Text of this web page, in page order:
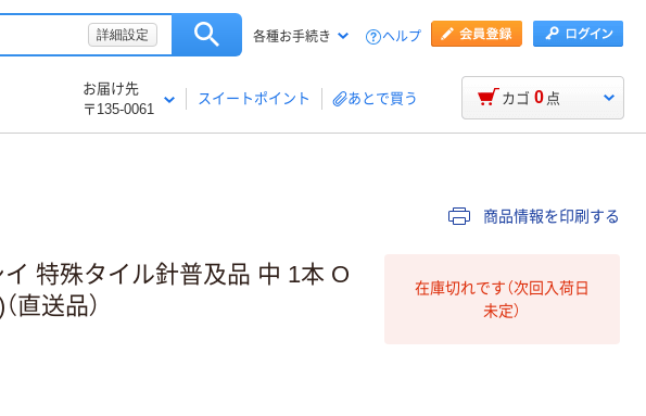
詳細設定 各種お手続き ヘルプ
お届け先
〒135-0061
スイートポイント あとで買う カゴ 0 点
商品情報を印刷する
特殊タイル針普及品 中 1本 O
直送品）
在庫切れです（次回入荷日
未定）